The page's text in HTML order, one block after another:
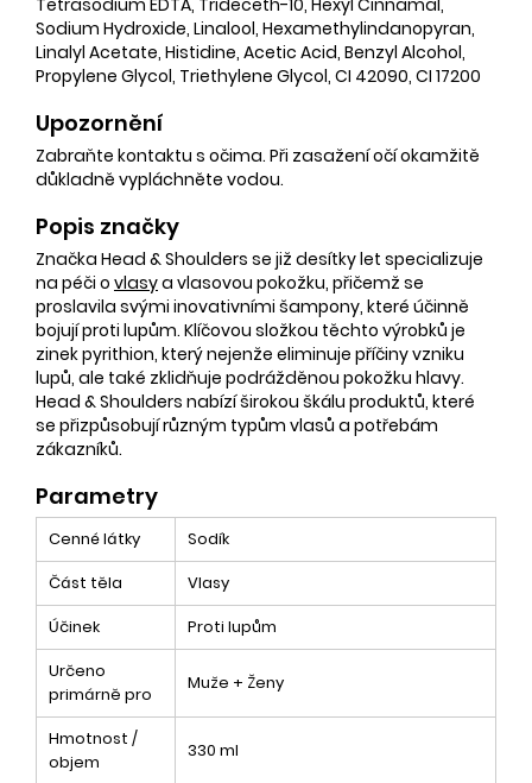
Sodium Hydroxide, Linalool, Hexamethylindanopyran,
Linalyl Acetate, Histidine, Acetic Acid, Benzyl Alcohol,
Propylene Glycol, Triethylene Glycol, CI 42090, CI 17200
Upozornění
Zabraňte kontaktu s očima. Při zasažení očí okamžitě
důkladně vypláchněte vodou.
Popis značky
Značka Head & Shoulders se již desítky let specializuje
na péči o vlasya vlasovou pokožku, přičemž se
proslavila svými inovativními šampony, které účinně
bojují proti lupům. Klíčovou složkou těchto výrobků je
zinek pyrithion, který nejenže eliminuje příčiny vzniku
lupů, ale také zklidňuje podrážděnou pokožku hlavy.
Head & Shoulders nabízí širokou škálu produktů, které
se přizpůsobují různým typům vlasů a potřebám
zákazníků.
Parametry
Cenné látky
Sodík
Část těla
Vlasy
Účinek
Proti lupům
Určeno
primárně pro
Muže + Ženy
Hmotnost /
objem
330 ml